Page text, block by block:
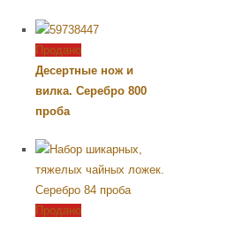
Продано
Десертные нож и
вилка. Серебро 800
проба
Продано